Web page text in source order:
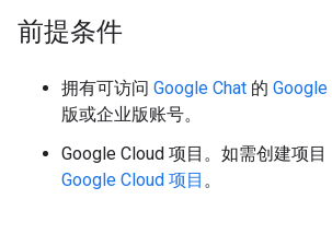
前提条件
拥有可访问 Google Chat 的
版或企业版账号。
Google Cloud 项目。如需创建项目
Google Cloud 项目 。